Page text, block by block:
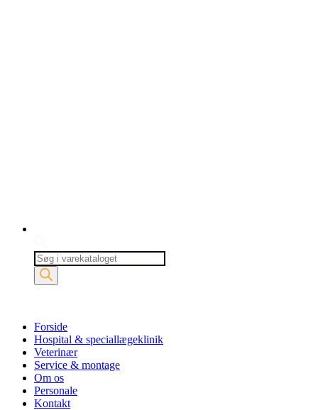
Products
search
Forside
Hospital & speciallægeklinik
Veterinær
Service & montage
Om os
Personale
Kontakt